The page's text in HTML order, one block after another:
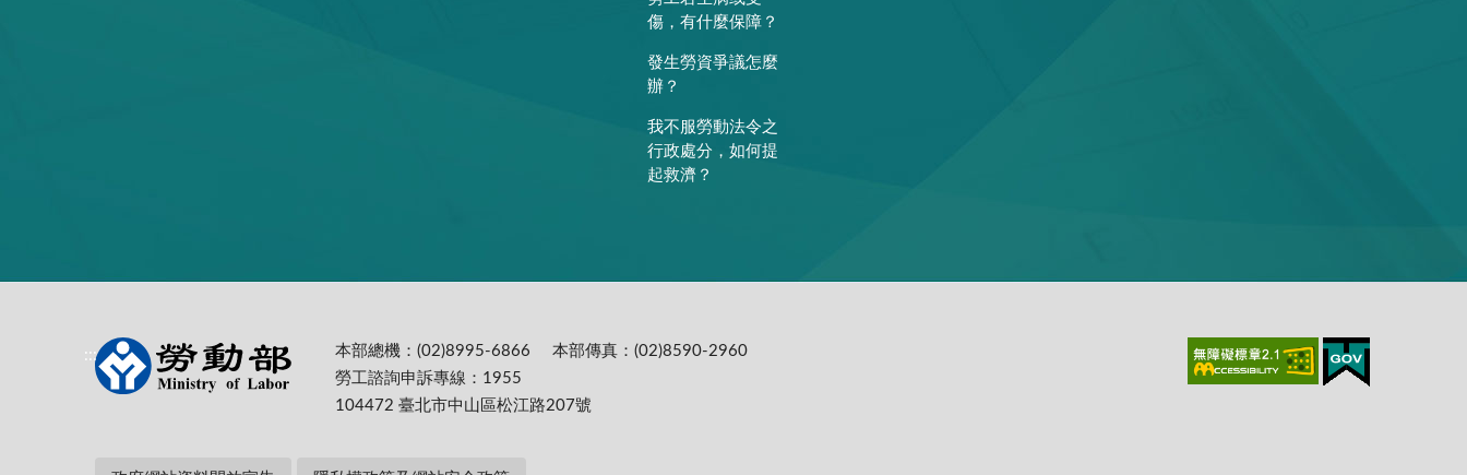
傷，有什麼保障？
發生勞資爭議怎麼
辦？
我不服勞動法令之
行政處分，如何提
起救濟？
::: 本部總機：(02)8995-6866
本部傳真：(02)8590-2960
勞工諮詢申訴專線：1955
104472 臺北市中山區松江路207號